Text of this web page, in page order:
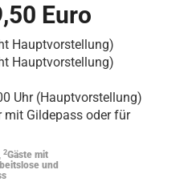
Euro
Hauptvorstellung)
Hauptvorstellung)
Uhr (Hauptvorstellung)
mit Gildepass oder für
2Gäste mit
und